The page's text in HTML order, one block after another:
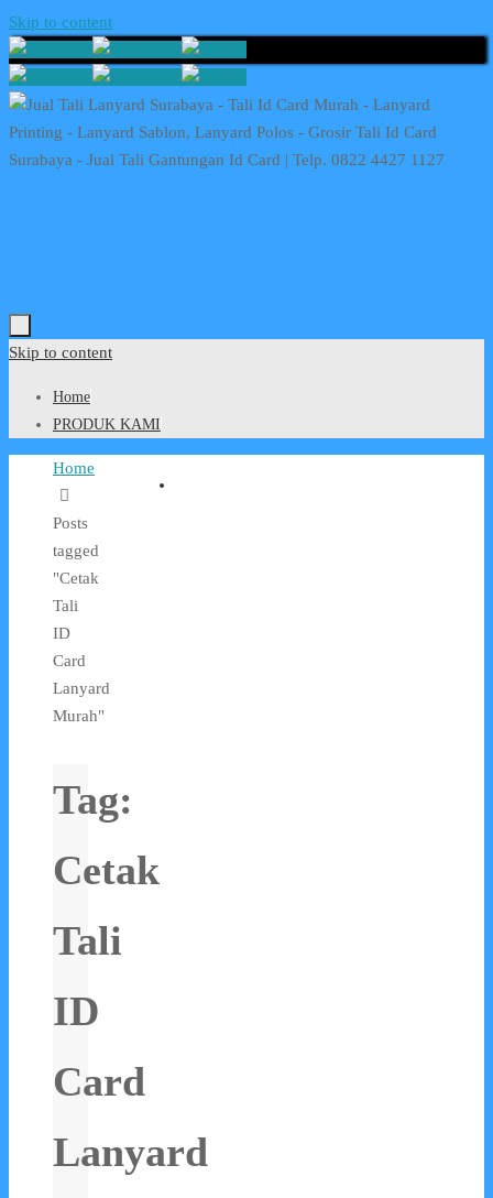
Skip to content
Skip to content
Home
PRODUK KAMI
Home
Posts
tagged
"Cetak
Tali
ID
Card
Lanyard
Murah"
Tag:
Cetak
Tali
ID
Card
Lanyard